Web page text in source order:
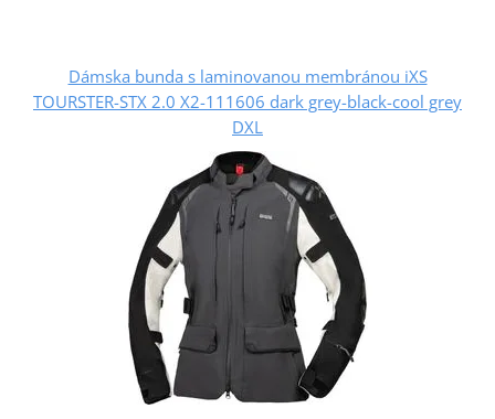
Dámska bunda s laminovanou membránou iXS
TOURSTER-STX 2.0 X2-111606 dark grey-black-cool grey
DXL